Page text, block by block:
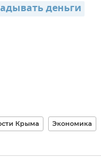
деньги
Крыма Экономика